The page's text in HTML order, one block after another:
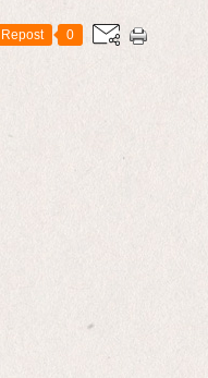
Repost 0